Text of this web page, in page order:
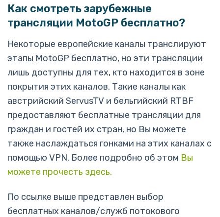
Как смотреть зарубежные
трансляции MotoGP бесплатно?
Некоторые европейские каналы транслируют
этапы MotoGP бесплатно, но эти трансляции
лишь доступны для тех, кто находится в зоне
покрытия этих каналов. Такие каналы как
австрийский ServusTV и бельгийский RTBF
предоставляют бесплатные трансляции для
граждан и гостей их стран, но Вы можете
также наслаждаться гонками на этих каналах с
помощью VPN. Более подробно об этом Вы
можете прочесть здесь.
По ссылке выше представлен выбор
бесплатных каналов/служб потокового